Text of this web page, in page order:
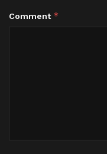
Comment *